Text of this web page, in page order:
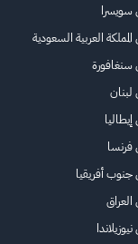
سويسرا
العربية السعودية
سنغافورة
لبنان
فرنسا
جنوب أفريقيا